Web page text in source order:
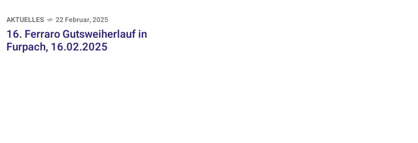
AKTUELLES 22 Februar, 2025
16. Ferraro Gutsweiherlauf in
Furpach, 16.02.2025